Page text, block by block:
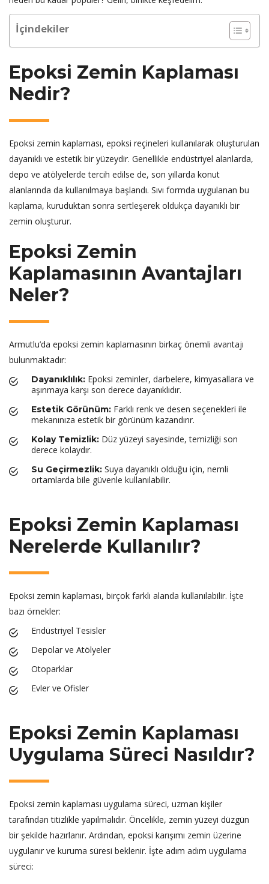
İçindekiler
Epoksi Zemin Kaplaması
Nedir?
Epoksi zemin kaplaması, epoksi reçineleri kullanılarak oluşturulan
dayanıklı ve estetik bir yüzeydir. Genellikle endüstriyel alanlarda,
depo ve atölyelerde tercih edilse de, son yıllarda konut
alanlarında da kullanılmaya başlandı. Sıvı formda uygulanan bu
kaplama, kuruduktan sonra sertleşerek oldukça dayanıklı bir
zemin oluşturur.
Epoksi Zemin
Kaplamasının Avantajları
Neler?
Armutlu’da epoksi zemin kaplamasının birkaç önemli avantajı
bulunmaktadır:
Dayanıklılık: Epoksi zeminler, darbelere, kimyasallara ve
aşınmaya karşı son derece dayanıklıdır.
Estetik Görünüm: Farklı renk ve desen seçenekleri ile
mekanınıza estetik bir görünüm kazandırır.
Kolay Temizlik: Düz yüzeyi sayesinde, temizliği son
derece kolaydır.
Su Geçirmezlik: Suya dayanıklı olduğu için, nemli
ortamlarda bile güvenle kullanılabilir.
Epoksi Zemin Kaplaması
Nerelerde Kullanılır?
Epoksi zemin kaplaması, birçok farklı alanda kullanılabilir. İşte
bazı örnekler:
Endüstriyel Tesisler
Depolar ve Atölyeler
Otoparklar
Evler ve Ofisler
Epoksi Zemin Kaplaması
Uygulama Süreci Nasıldır?
Epoksi zemin kaplaması uygulama süreci, uzman kişiler
tarafından titizlikle yapılmalıdır. Öncelikle, zemin yüzeyi düzgün
bir şekilde hazırlanır. Ardından, epoksi karışımı zemin üzerine
uygulanır ve kuruma süresi beklenir. İşte adım adım uygulama
süreci: